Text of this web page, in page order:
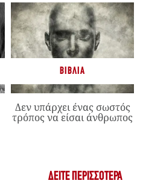
ΒΙΒΛΊΑ
Δεν υπάρχει ένας σωστός
τρόπος να είσαι άνθρωπος
ΔΕΊΤΕ ΠΕΡΙΣΣΌΤΕΡΑ